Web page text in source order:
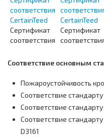
Сертификат
соответствия
Сертификат
Соответствие основным
Пожароустойчивость
Соответствие
Соответствие
Соответствие
D3161